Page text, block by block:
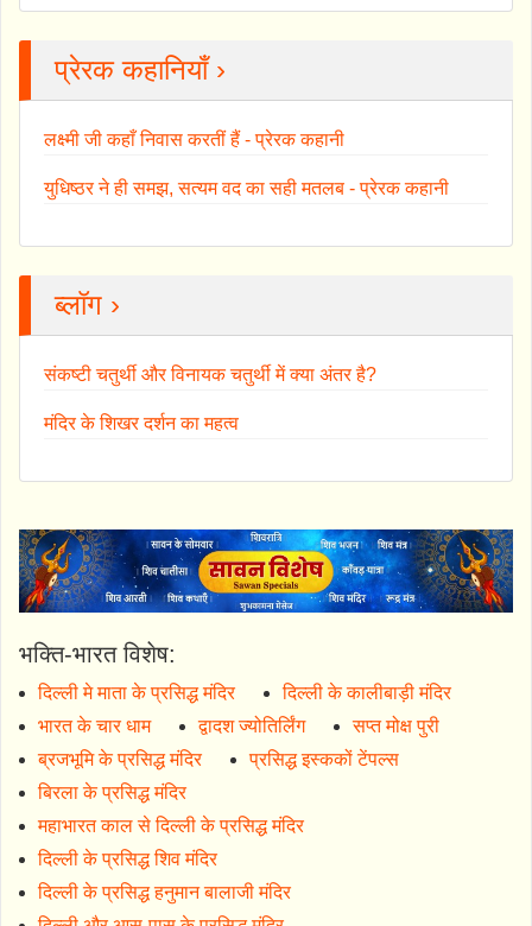
प्रेरक कहानियाँ ›
लक्ष्मी जी कहाँ निवास करतीं हैं - प्रेरक कहानी
युधिष्ठर ने ही समझ, सत्यम वद का सही मतलब - प्रेरक कहानी
ब्लॉग ›
संकष्टी चतुर्थी और विनायक चतुर्थी में क्या अंतर है?
मंदिर के शिखर दर्शन का महत्व
भक्ति-भारत विशेष:
दिल्ली मे माता के प्रसिद्ध मंदिर
दिल्ली के कालीबाड़ी मंदिर
भारत के चार धाम
द्वादश ज्योतिर्लिंग
सप्त मोक्ष पुरी
ब्रजभूमि के प्रसिद्ध मंदिर
प्रसिद्ध इस्ककों टेंपल्स
बिरला के प्रसिद्ध मंदिर
महाभारत काल से दिल्ली के प्रसिद्ध मंदिर
दिल्ली के प्रसिद्ध शिव मंदिर
दिल्ली के प्रसिद्ध हनुमान बालाजी मंदिर